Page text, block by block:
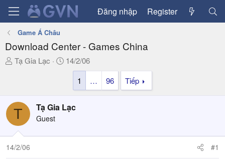
Đăng nhập Register
Game Á Châu
Download Center - Games China
T
a
d
s
t
a
Tạ Gia Lạc
N
ử
14/2/06
1
… 96 Tiếp
T Tạ Gia Lạc
Guest
14/2/06 #1